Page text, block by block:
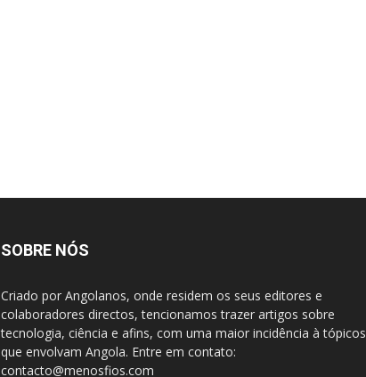
SOBRE NÓS
Criado por Angolanos, onde residem os seus editores e
colaboradores directos, tencionamos trazer artigos sobre
tecnologia, ciência e afins, com uma maior incidência à tópicos
que envolvam Angola. Entre em contato:
contacto@menosfios.com